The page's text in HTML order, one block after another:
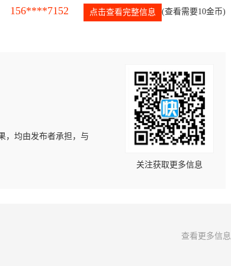
156****7152 点击查看完整信息 (查看需要10金币)
，均由发布者承担，与
关注获取更多信息
查看更多信息